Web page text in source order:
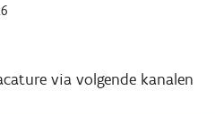
via volgende kanalen